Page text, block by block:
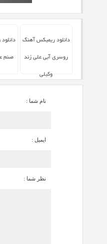
دانلود ریمیکس آهنگ
روسری آبی علی زند
وکیلی
صنم
نام شما :
ایمیل :
نظر شما :